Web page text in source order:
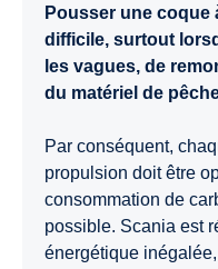
Pousser une coque
difficile, surtout
les vagues, de
du matériel de
Par conséquent,
propulsion doit être
consommation de
possible. Scania est
énergétique